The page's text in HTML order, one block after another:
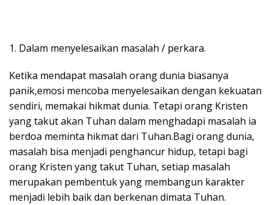
1. Dalam menyelesaikan masalah / perkara.
Ketika mendapat masalah orang dunia biasanya
panik,emosi mencoba menyelesaikan dengan kekuatan
sendiri, memakai hikmat dunia. Tetapi orang Kristen
yang takut akan Tuhan dalam menghadapi masalah ia
berdoa meminta hikmat dari Tuhan.Bagi orang dunia,
masalah bisa menjadi penghancur hidup, tetapi bagi
orang Kristen yang takut Tuhan, setiap masalah
merupakan pembentuk yang membangun karakter
menjadi lebih baik dan berkenan dimata Tuhan.